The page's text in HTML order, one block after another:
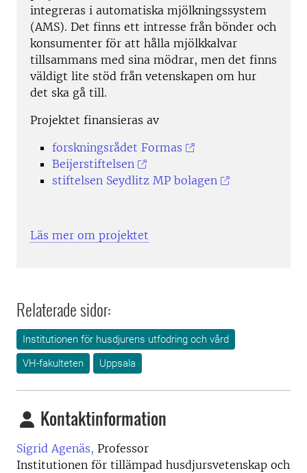
integreras i automatiska mjölkningssystem
(AMS). Det finns ett intresse från bönder och
konsumenter för att hålla mjölkkalvar
tillsammans med sina mödrar, men det finns
väldigt lite stöd från vetenskapen om hur
det ska gå till.
Projektet finansieras av
forskningsrådet Formas
Beijerstiftelsen
stiftelsen Seydlitz MP bolagen
Läs mer om projektet
Relaterade sidor:
Institutionen för husdjurens utfodring och vård
VH-fakulteten
Uppsala
Kontaktinformation
Sigrid Agenäs, Professor
Institutionen för tillämpad husdjursvetenskap och